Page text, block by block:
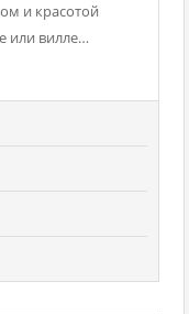
и красотой
или вилле…